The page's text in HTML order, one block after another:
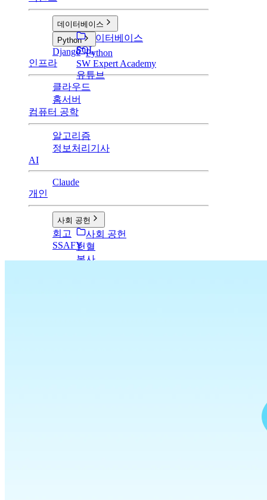
데이터베이스
데이터베이스
SQL
Python
Python
SW Expert Academy
유튜브
Django
인프라
클라우드
홈서버
컴퓨터 공학
알고리즘
정보처리기사
AI
Claude
개인
사회 공헌
사회 공헌
헌혈
봉사
회고
SSAFY